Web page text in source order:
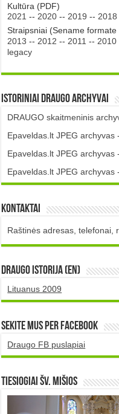
Kultūra (PDF)
2021 -- 2020 -- 2019 -- 2018
Straipsniai (Sename formate
2013 -- 2012 -- 2011 -- 2010
legacy
Istoriniai DRAUGO Archyvai
DRAUGO skaitmeninis
Epaveldas.lt JPEG archyvas
Epaveldas.lt JPEG
Epaveldas.lt JPEG
Kontaktai
Raštinės adresas, telefonai,
DRAUGO istorija (EN)
Lituanus 2009
Sekite mus per Facebook
Draugo FB puslapiai
TIESIOGIAI šv. MIŠIOS